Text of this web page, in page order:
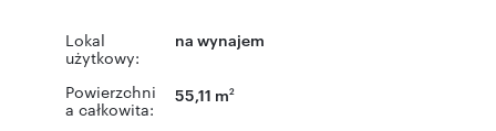
Lokal
użytkowy:
na wynajem
Powierzchni
a całkowita:
55,11 m2